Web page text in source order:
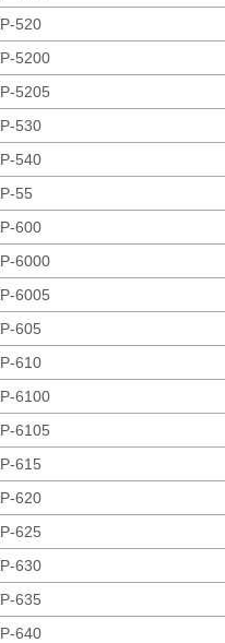
520
5200
5205
530
540
55
600
6000
6005
605
610
6100
6105
615
620
625
630
635
640